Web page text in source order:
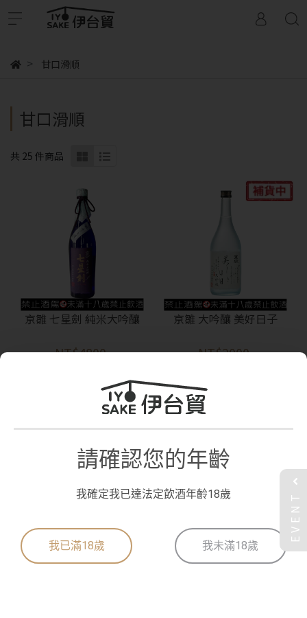
請確認您的年齡
我確定我已達法定飲酒年齡18歲
我已滿18歲 我未滿18歲
甘口滑順
甘口滑順
共 25 件商品
京雛 七星劍 純米大吟釀
NT$4800
京雛 大吟釀 美好日子
NT$2000
NT$1860 NT$1680 EVENT